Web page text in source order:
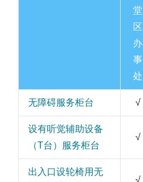
堂
区
办
事
处
无障碍服务柜台 √
设有听觉辅助设备
（T台）服务柜台
√
出入口设轮椅用无
√